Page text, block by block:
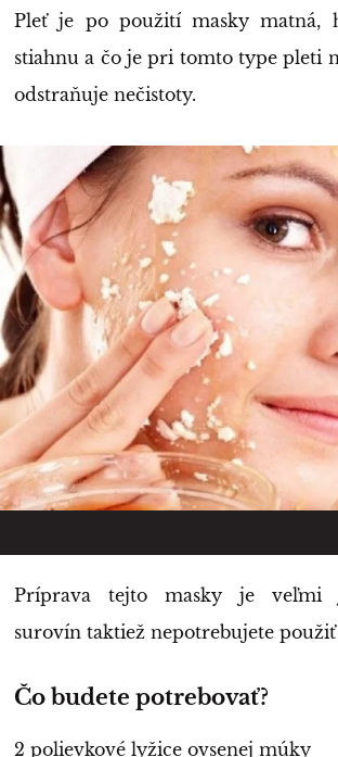
Pleť je po použití masky matná,
stiahnu a čo je pri tomto type pleti
odstraňuje nečistoty.
Príprava tejto masky je veľmi
surovín taktiež nepotrebujete použiť
Čo budete potrebovať?
2 polievkové lyžice ovsenej múky